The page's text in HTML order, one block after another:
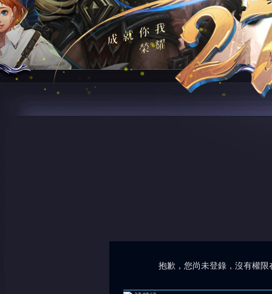
抱歉，您尚未登錄，沒有權限